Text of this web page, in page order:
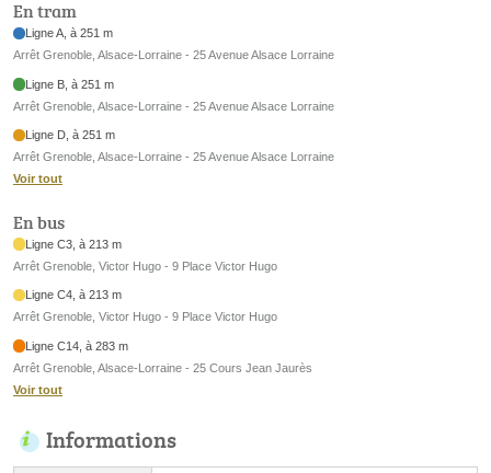
En tram
Ligne A, à 251 m
Arrêt Grenoble, Alsace-Lorraine - 25 Avenue Alsace Lorraine
Ligne B, à 251 m
Arrêt Grenoble, Alsace-Lorraine - 25 Avenue Alsace Lorraine
Ligne D, à 251 m
Arrêt Grenoble, Alsace-Lorraine - 25 Avenue Alsace Lorraine
Voir tout
En bus
Ligne C3, à 213 m
Arrêt Grenoble, Victor Hugo - 9 Place Victor Hugo
Ligne C4, à 213 m
Arrêt Grenoble, Victor Hugo - 9 Place Victor Hugo
Ligne C14, à 283 m
Arrêt Grenoble, Alsace-Lorraine - 25 Cours Jean Jaurès
Voir tout
Informations